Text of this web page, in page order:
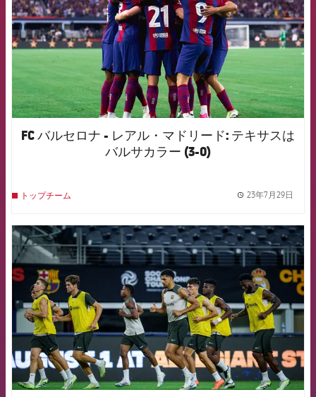
FC バルセロナ - レアル・マドリード: テキサスは
バルサカラー (3-0)
トップチーム 23年7月29日
FCB Barcelona badge